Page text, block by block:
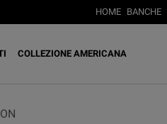
HOME BANCHE
COLLEZIONE AMERICANA